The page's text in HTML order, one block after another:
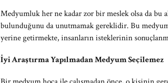
Medyumluk her ne kadar zor bir meslek olsa da bu
bulunduğunu da unutmamak gereklidir. Bu
yerine getirmekte, insanların isteklerinin
İyi Araştırma Yapılmadan Medyum Seçilemez